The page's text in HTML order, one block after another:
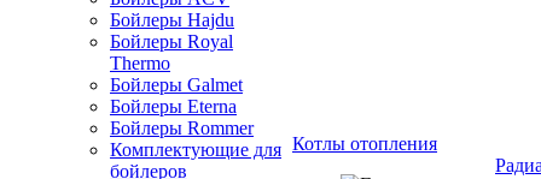
Бойлеры Hajdu
Бойлеры Royal
Thermo
Бойлеры Galmet
Бойлеры Eterna
Бойлеры Rommer
Комплектующие для
бойлеров
Котлы отопления